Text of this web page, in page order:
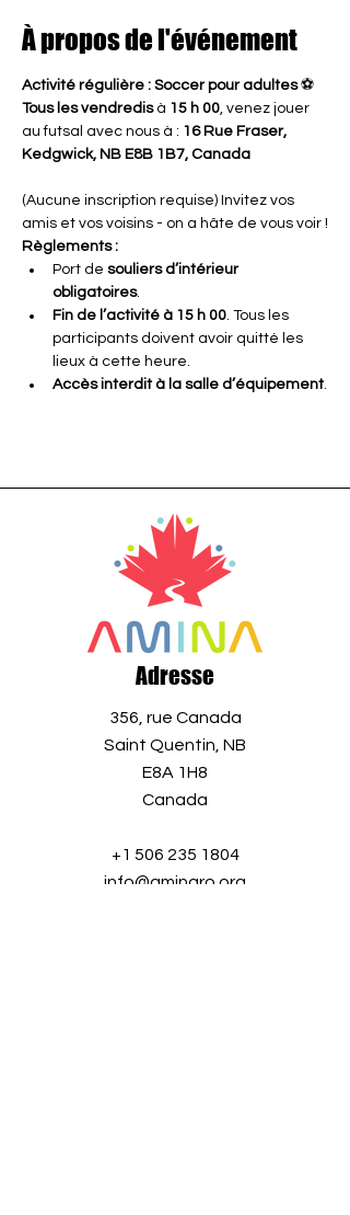
À propos de l'événement
Activité régulière : Soccer pour adultes ⚽
Tous les vendredis à 15 h 00, venez jouer
au futsal avec nous à : 16 Rue Fraser,
Kedgwick, NB E8B 1B7, Canada
(Aucune inscription requise) Invitez vos
amis et vos voisins - on a hâte de vous voir !
Règlements :
Port de souliers d’intérieur
obligatoires.
Fin de l’activité à 15 h 00. Tous les
participants doivent avoir quitté les
lieux à cette heure.
Accès interdit à la salle d’équipement.
Adresse
356, rue Canada
Saint Quentin, NB
E8A 1H8
Canada
+1 506 235 1804
info@aminaro.org